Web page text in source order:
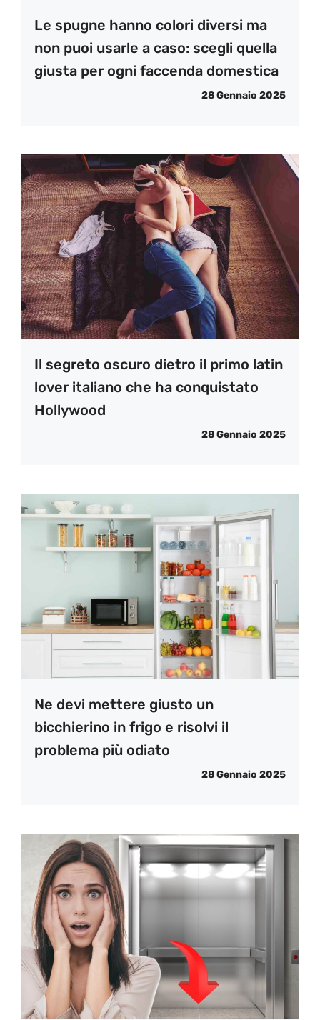
Le spugne hanno colori diversi ma
non puoi usarle a caso: scegli quella
giusta per ogni faccenda domestica
28 Gennaio 2025
Il segreto oscuro dietro il primo latin
lover italiano che ha conquistato
Hollywood
28 Gennaio 2025
Ne devi mettere giusto un
bicchierino in frigo e risolvi il
problema più odiato
28 Gennaio 2025